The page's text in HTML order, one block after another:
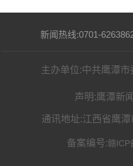
新闻热线:0701-
主办单位:中共鹰潭市
声明:鹰潭新
通讯地址:江西省鹰
备案编号:赣ICP